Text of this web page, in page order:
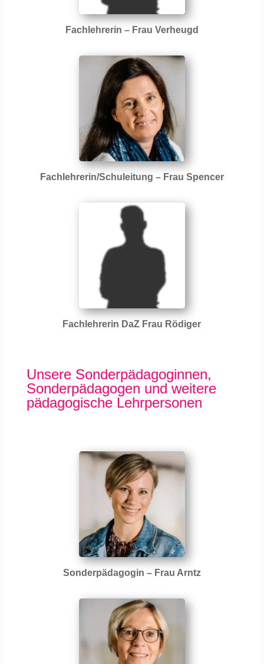
Fachlehrerin – Frau Verheugd
Fachlehrerin/Schuleitung – Frau Spencer
Fachlehrerin DaZ Frau Rödiger
Unsere Sonderpädagoginnen,
Sonderpädagogen und weitere
pädagogische Lehrpersonen
Sonderpädagogin – Frau Arntz